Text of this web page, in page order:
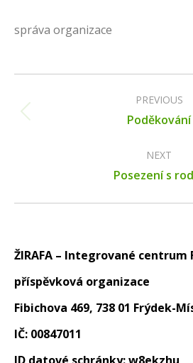
správa organizace
navigation
PREVIOUS
Poděkování
NEXT
Next
Posezení s
ŽIRAFA – Integrované
příspěvková organizace
Fibichova 469, 738 01 Frýdek-
IČ: 00847011